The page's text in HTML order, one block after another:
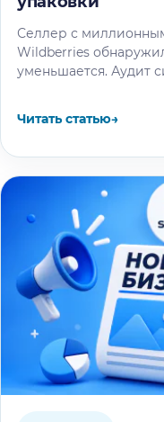
Селлер с
Wildberries
уменьшается. Аудит
упаковки…
Читать статью→